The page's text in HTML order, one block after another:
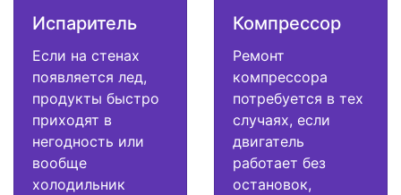
Испаритель
Если на стенах
появляется лед,
продукты быстро
приходят в
негодность или
вообще
холодильник
Компрессор
Ремонт
компрессора
потребуется в тех
случаях, если
двигатель
работает без
остановок,